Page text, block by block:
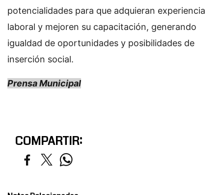
potencialidades para que adquieran experiencia
laboral y mejoren su capacitación, generando
igualdad de oportunidades y posibilidades de
inserción social.
Prensa Municipal
COMPARTIR: